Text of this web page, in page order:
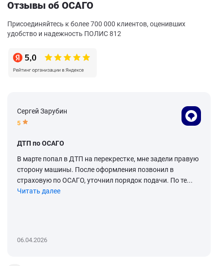
Отзывы об ОСАГО
Присоединяйтесь к более 700 000 клиентов, оценивших
удобство и надежность ПОЛИС 812
Сергей Зарубин
5
ДТП по ОСАГО
В марте попал в ДТП на перекрестке, мне задели правую
сторону машины. После оформления позвонил в
страховую по ОСАГО, уточнил порядок подачи. По те...
Читать далее
06.04.2026